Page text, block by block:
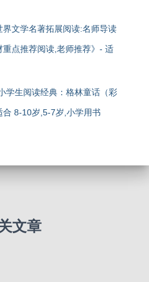
文学名著拓展阅读:名师导读
点推荐阅读,老师推荐》- 适
学生阅读经典：格林童话（彩
合 8-10岁,5-7岁,小学用书
文章